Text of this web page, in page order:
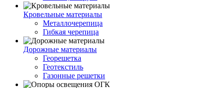
Кровельные материалы
Металлочерепица
Гибкая черепица
Дорожные материалы
Георешетка
Геотекстиль
Газонные решетки